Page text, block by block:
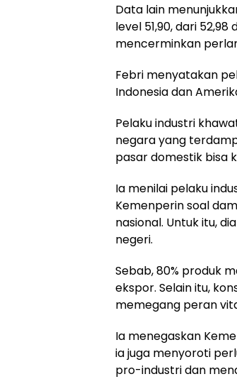
Data lain
level 51,90, dari
mencerminkan
Febri menyatakan
Indonesia dan
Pelaku industri
negara yang
pasar domestik bisa
Ia menilai pelaku
Kemenperin soal
nasional. Untuk itu,
negeri.
Sebab, 80% produk
ekspor. Selain itu,
memegang peran
Ia menegaskan
ia juga menyoroti
pro-industri dan